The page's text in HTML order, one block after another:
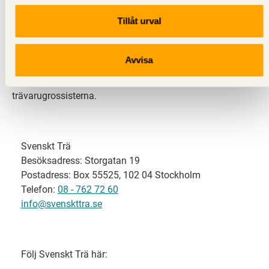
Tillåt urval
Avvisa
Svenskt Trä representerar svensk sågverksindustri
och är en del av branschorganisationen
svensk limträ-, KL-trä- och förpackningsindustri samt
trävarugrossisterna.
Svenskt Trä
Besöksadress: Storgatan 19
Postadress: Box 55525, 102 04 Stockholm
Telefon: 08 - 762 72 60
info@svenskttra.se
Följ Svenskt Trä här: